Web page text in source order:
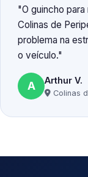
O guincho
Colinas de
problema na
o veículo.
A Arthur V.
Colinas